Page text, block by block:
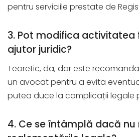
pentru serviciile prestate de
3. Pot modifica activitatea
ajutor juridic?
Teoretic, da, dar este
un avocat pentru a evita
putea duce la complicații legale
4. Ce se întâmplă dacă nu